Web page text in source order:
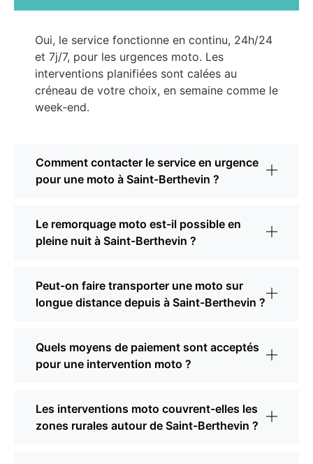
Oui, le service fonctionne en continu, 24h/24
et 7j/7, pour les urgences moto. Les
interventions planifiées sont calées au
créneau de votre choix, en semaine comme le
week-end.
Comment contacter le service en urgence
pour une moto à Saint-Berthevin ?
Le remorquage moto est-il possible en
pleine nuit à Saint-Berthevin ?
Peut-on faire transporter une moto sur
longue distance depuis à Saint-Berthevin ?
Quels moyens de paiement sont acceptés
pour une intervention moto ?
Les interventions moto couvrent-elles les
zones rurales autour de Saint-Berthevin ?